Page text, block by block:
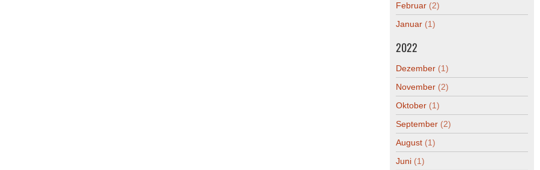
Februar (2)
Januar (1)
2022
Dezember (1)
November (2)
Oktober (1)
September (2)
August (1)
Juni (1)